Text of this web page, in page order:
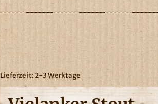
Lieferzeit:2-3 Werktage